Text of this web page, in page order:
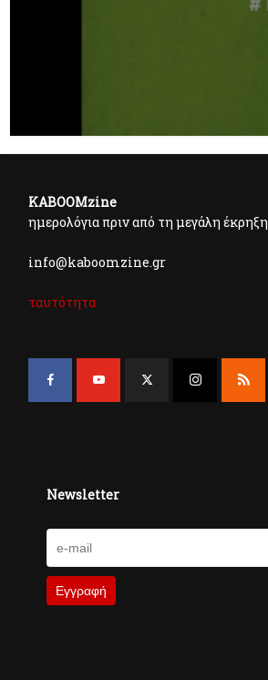
KABOOMzine
ημερολόγια πριν από τη μεγάλη έκρηξη
info@kaboomzine.gr
ταυτότητα
Newsletter